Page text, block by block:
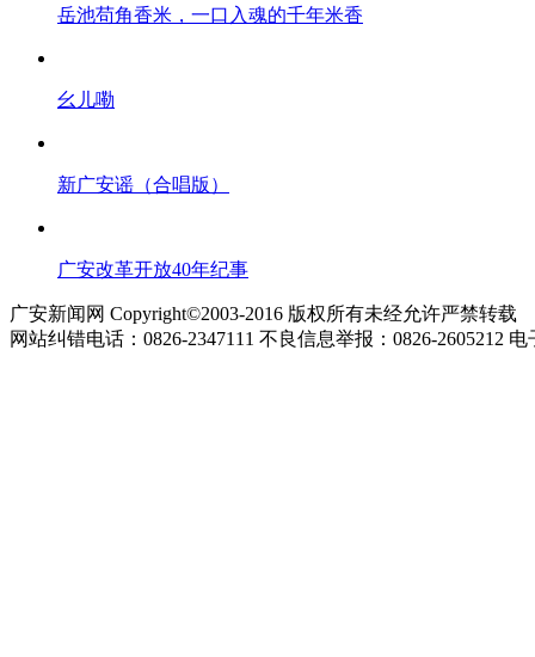
岳池苟角香米，一口入魂的千年米香
幺儿嘞
新广安谣（合唱版）
广安改革开放40年纪事
广安新闻网 Copyright©2003-2016 版权所有未经允许严禁转载
网站纠错电话：0826-2347111 不良信息举报：0826-2605212